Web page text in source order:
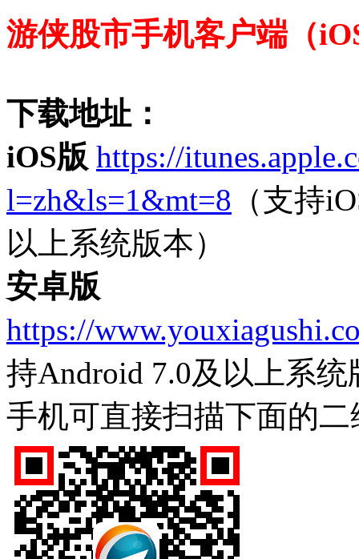
游侠股市手机客户端（
下载地址：
iOS版 https://
l=zh&ls=1&mt=8 （支持
以上系统版本）
安卓版
https://
持Android 7.0及以上系统
手机可直接扫描下面的